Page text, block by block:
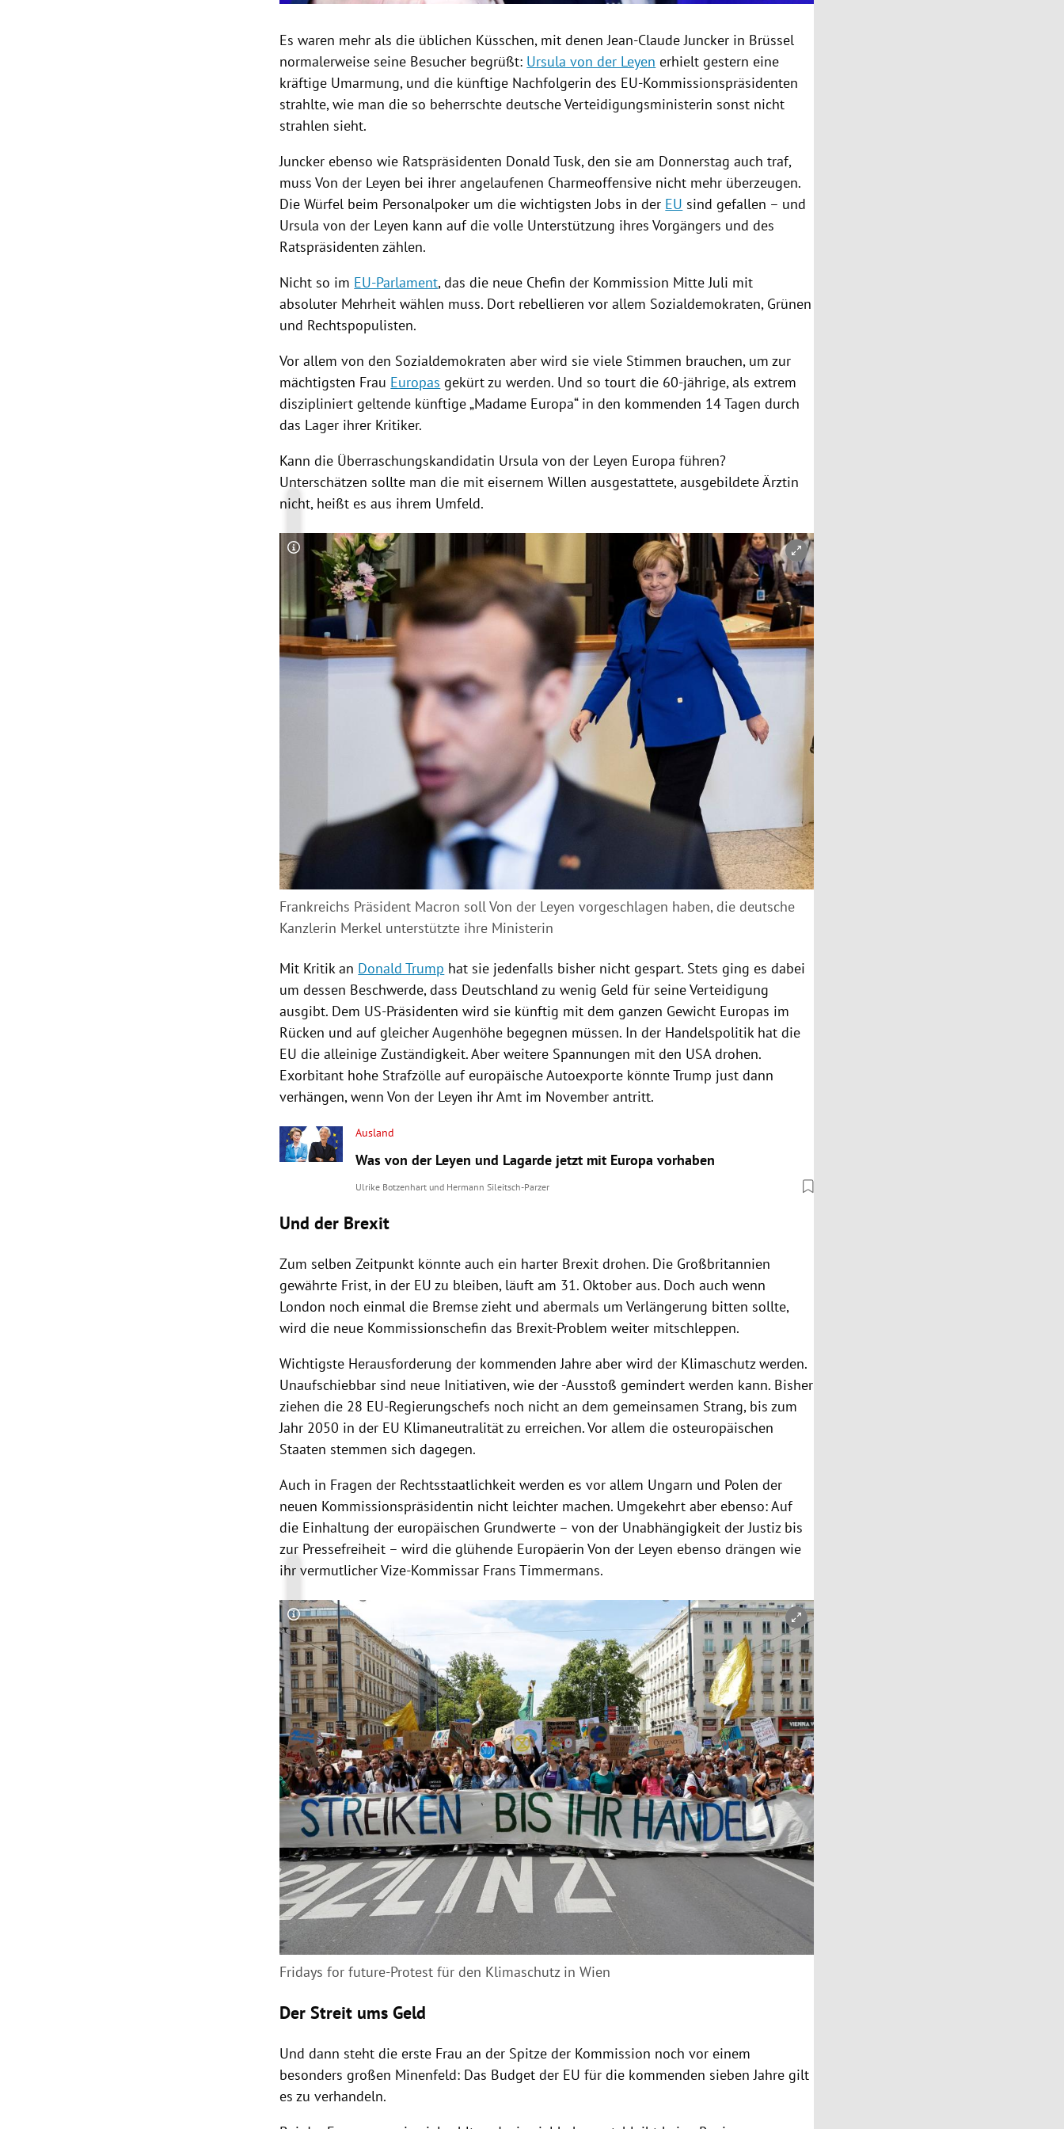
Es waren mehr als die üblichen Küsschen, mit denenJean-Claude Juncker in Brüssel
normalerweise seine Besucher begrüßt: Ursula von der Leyen erhielt gestern eine
kräftige Umarmung, und die künftige Nachfolgerin des EU-Kommissionspräsidenten
strahlte, wie man die so beherrschte deutsche Verteidigungsministerin sonst nicht
strahlen sieht.
Juncker ebenso wie Ratspräsidenten Donald Tusk, den sie am Donnerstag auch traf,
muss Von der Leyen bei ihrer angelaufenen Charmeoffensive nicht mehr überzeugen.
Die Würfel beim Personalpoker um die wichtigsten Jobs in der EU sind gefallen – und
Ursula von der Leyen kann auf die volle Unterstützung ihres Vorgängers und des
Ratspräsidenten zählen.
Nicht so im EU-Parlament, das die neue Chefin der Kommission Mitte Juli mit
absoluter Mehrheit wählen muss. Dort rebellieren vor allem Sozialdemokraten, Grünen
und Rechtspopulisten.
Vor allem von den Sozialdemokraten aber wird sie viele Stimmen brauchen, um zur
mächtigsten Frau Europas gekürt zu werden. Und so tourt die 60-jährige, als extrem
diszipliniert geltende künftige „Madame Europa“ in den kommenden 14 Tagen durch
das Lager ihrer Kritiker.
Kann die Überraschungskandidatin Ursula von der Leyen Europa führen?
Unterschätzen sollte man die mit eisernem Willen ausgestattete, ausgebildete Ärztin
nicht, heißt es aus ihrem Umfeld.
Copyright-Hinweis öffnen/schließen
Frankreichs Präsident Macron soll Von der Leyen vorgeschlagen haben, die deutsche
Kanzlerin Merkel unterstützte ihre Ministerin
Mit Kritik an Donald Trump hat sie jedenfalls bisher nicht gespart. Stets ging es dabei
um dessen Beschwerde, dass Deutschland zu wenig Geld für seine Verteidigung
ausgibt. Dem US-Präsidenten wird sie künftig mit dem ganzen Gewicht Europas im
Rücken und auf gleicher Augenhöhe begegnen müssen. In der Handelspolitik hat die
EU die alleinige Zuständigkeit. Aber weitere Spannungen mit den USAdrohen.
Exorbitant hohe Strafzölle auf europäische Autoexporte könnteTrump just dann
verhängen, wenn Von der Leyen ihr Amt im November antritt.
Ausland
Was von der Leyen und Lagarde jetzt mit Europa vorhaben
Ulrike Botzenhart und Hermann Sileitsch-Parzer
Und der Brexit
Zum selben Zeitpunkt könnte auch ein harter Brexit drohen. Die Großbritannien
gewährte Frist, in der EU zu bleiben, läuft am 31. Oktober aus. Doch auch wenn
London noch einmal die Bremse zieht und abermals um Verlängerung bitten sollte,
wird die neue Kommissionschefin das Brexit-Problem weiter mitschleppen.
Wichtigste Herausforderung der kommenden Jahre aber wird der Klimaschutz werden.
Unaufschiebbar sind neue Initiativen, wie der -Ausstoß gemindert werden kann. Bisher
ziehen die 28 EU-Regierungschefs noch nicht an dem gemeinsamen Strang, bis zum
Jahr 2050 in der EU Klimaneutralität zu erreichen. Vor allem die osteuropäischen
Staaten stemmen sich dagegen.
Auch in Fragen der Rechtsstaatlichkeit werden es vor allem Ungarn und Polen der
neuen Kommissionspräsidentin nicht leichter machen. Umgekehrt aber ebenso: Auf
die Einhaltung der europäischen Grundwerte – von der Unabhängigkeit der Justiz bis
zur Pressefreiheit – wird die glühende Europäerin Von der Leyen ebenso drängen wie
ihr vermutlicher Vize-Kommissar Frans Timmermans.
Copyright-Hinweis öffnen/schließen
Fridays for future-Protest für den Klimaschutz in Wien
Der Streit ums Geld
Und dann steht die erste Frau an der Spitze der Kommission noch vor einem
besonders großen Minenfeld: Das Budget der EU für die kommenden sieben Jahre gilt
es zu verhandeln.